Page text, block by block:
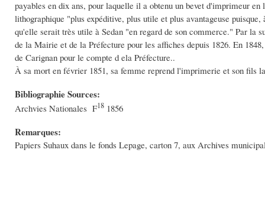
payables en dix ans, pour laquelle il a obtenu un bevet d'imprimeur
lithographique "plus expéditive, plus utile et plus avantageuse
qu'elle serait très utile à Sedan "en regard de son commerce." Par
de la Mairie et de la Préfecture pour les affiches depuis 1826. En
de Carignan pour le compte d ela Préfecture..
À sa mort en février 1851, sa femme reprend l'imprimerie et son fils
Bibliographie Sources:
Archvies Nationales F18 1856
Remarques:
Papiers Suhaux dans le fonds Lepage, carton 7, aux Archives